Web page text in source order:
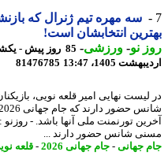
سه مهره تیم ژنرال که
انتخابشان است!
نو- ورزشی-
85
1405، 13:47
81476785
نهایی امیر قلعه نویی، بازیکنان
شانس حضور دارند
تورنمنت ملی آنها باشد. - روزنو :در
شانس حضور دارند ...
جهانی-جام جهانی 2026 -قلعه نویی-